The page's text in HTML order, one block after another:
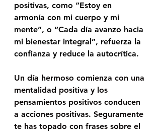
positivas, como “Estoy en
armonía con mi cuerpo y mi
mente”, o “Cada día avanzo hacia
mi bienestar integral”, refuerza la
confianza y reduce la autocrítica.
Un día hermoso comienza con una
mentalidad positiva y los
pensamientos positivos conducen
a acciones positivas. Seguramente
te has topado con frases sobre el